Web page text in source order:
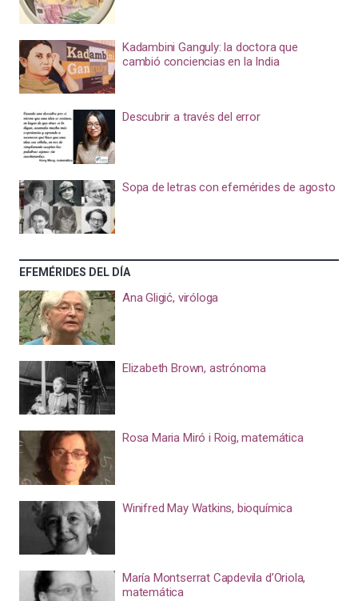
Kadambini Ganguly: la doctora que
cambió conciencias en la India
Descubrir a través del error
Sopa de letras con efemérides de agosto
EFEMÉRIDES DEL DÍA
Ana Gligić, viróloga
Elizabeth Brown, astrónoma
Rosa Maria Miró i Roig, matemática
Winifred May Watkins, bioquímica
María Montserrat Capdevila d’Oriola,
matemática